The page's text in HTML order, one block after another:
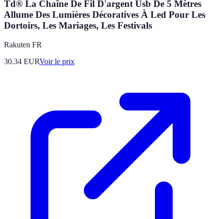
Td® La Chaîne De Fil D'argent Usb De 5 Mètres
Allume Des Lumières Décoratives À Led Pour Les
Dortoirs, Les Mariages, Les Festivals
Rakuten FR
30.34 EURVoir le prix